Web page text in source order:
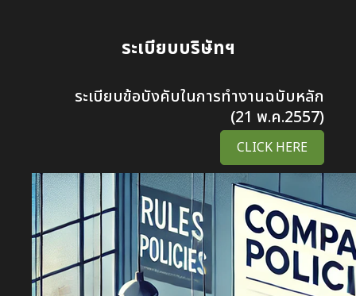
ระเบียบบริษัทฯ
ระเบียบข้อบังคับในการทำงานฉบับหลัก
(21 พ.ค.2557)
CLICK HERE